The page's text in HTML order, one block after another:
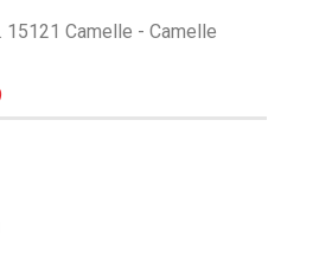
15121 Camelle - Camelle